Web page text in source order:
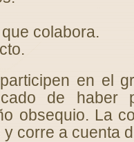
colabora.
en el
de haber
obsequio. La
corre a cuenta